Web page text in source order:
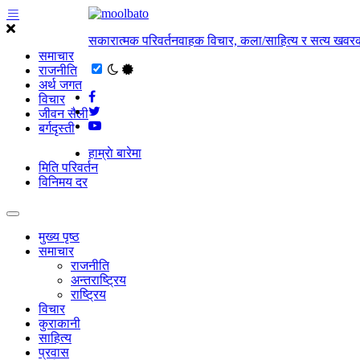
समाचार
राजनीति
अर्थ जगत
विचार
जीवन सैली
बर्गदृस्ती
सकारात्मक परिवर्तनवाहक विचार, कला/साहित्य र सत्य
हाम्राे बारेमा
मिति परिवर्तन
विनिमय दर
मुख्य पृष्ठ
समाचार
राजनीति
अन्तराष्ट्रिय
राष्ट्रिय
विचार
कुराकानी
साहित्य
प्रवास